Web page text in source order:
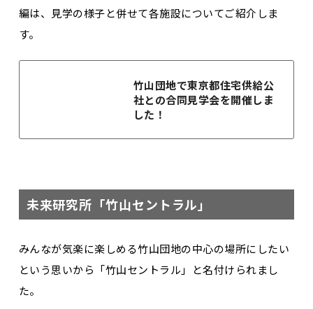
編は、見学の様子と併せて各施設についてご紹介しま
す。
竹山団地で東京都住宅供給公
社との合同見学会を開催しま
した！
未来研究所「竹山セントラル」
みんなが気楽に楽しめる竹山団地の中心の場所にしたい
という思いから「竹山セントラル」と名付けられまし
た。